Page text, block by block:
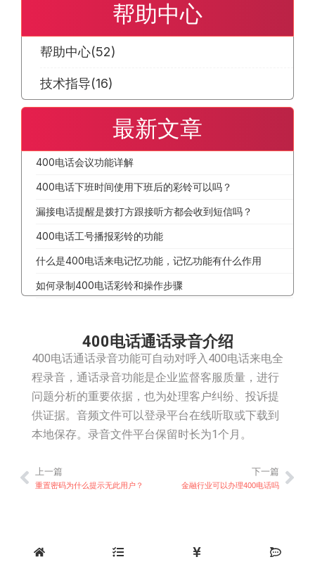
帮助中心
帮助中心(52)
技术指导(16)
最新文章
400电话会议功能详解
400电话下班时间使用下班后的彩铃可以吗？
漏接电话提醒是拨打方跟接听方都会收到短信吗？
400电话工号播报彩铃的功能
什么是400电话来电记忆功能，记忆功能有什么作用
如何录制400电话彩铃和操作步骤
400电话通话录音介绍
400电话通话录音功能可自动对呼入400电话来电全
程录音，通话录音功能是企业监督客服质量，进行
问题分析的重要依据，也为处理客户纠纷、投诉提
供证据。音频文件可以登录平台在线听取或下载到
本地保存。录音文件平台保留时长为1个月。
上一篇
上一篇
重置密码为什么提示无此用户？
下一篇
金融行业可以办理400电话吗下